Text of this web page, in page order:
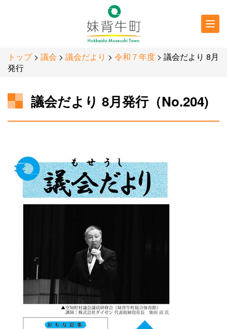
トップ> 議会 > 議会だより > 令和７年度 > 議会だより 8月
発行
議会だより 8月発行（No.204)